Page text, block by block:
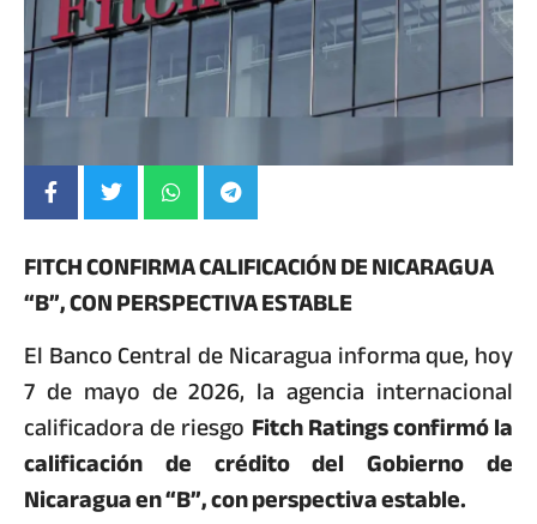
FITCH CONFIRMA CALIFICACIÓN DE NICARAGUA
“B”, CON PERSPECTIVA ESTABLE
El Banco Central de Nicaragua informa que, hoy
7 de mayo de 2026, la agencia internacional
calificadora de riesgo Fitch Ratings confirmó la
calificación de crédito del Gobierno de
Nicaragua en “B”, con perspectiva estable.